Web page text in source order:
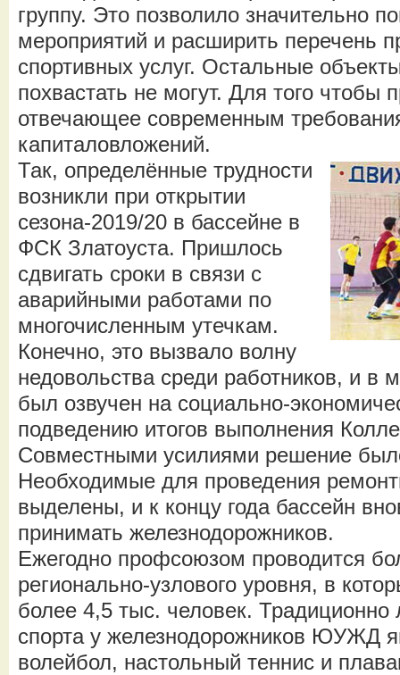
группу. Это позволило значительно
мероприятий и расширить перечень
спортивных услуг. Остальные
похвастать не могут. Для того чтобы
отвечающее современным
капиталовложений.
Так, определённые трудности
возникли при открытии
сезона-2019/20 в бассейне в
ФСК Златоуста. Пришлось
сдвигать сроки в связи с
аварийными работами по
многочисленным утечкам.
Конечно, это вызвало волну
недовольства среди работников, и в
был озвучен на социально-
подведению итогов выполнения
Совместными усилиями решение
Необходимые для проведения
выделены, и к концу года бассейн
принимать железнодорожников.
Ежегодно профсоюзом проводится
регионально-узлового уровня, в
более 4,5 тыс. человек.
спорта у железнодорожников ЮУЖД
волейбол, настольный теннис и